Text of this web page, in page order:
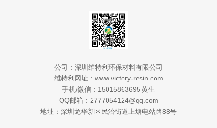
公司： 深圳维特利环保材料有限公司
维特利网址： www.victory-resin.com
手机/微信： 15015863695黄生
QQ邮箱： 2777054124@qq.com
地址：深圳龙华新区民治街道上塘电站路88号